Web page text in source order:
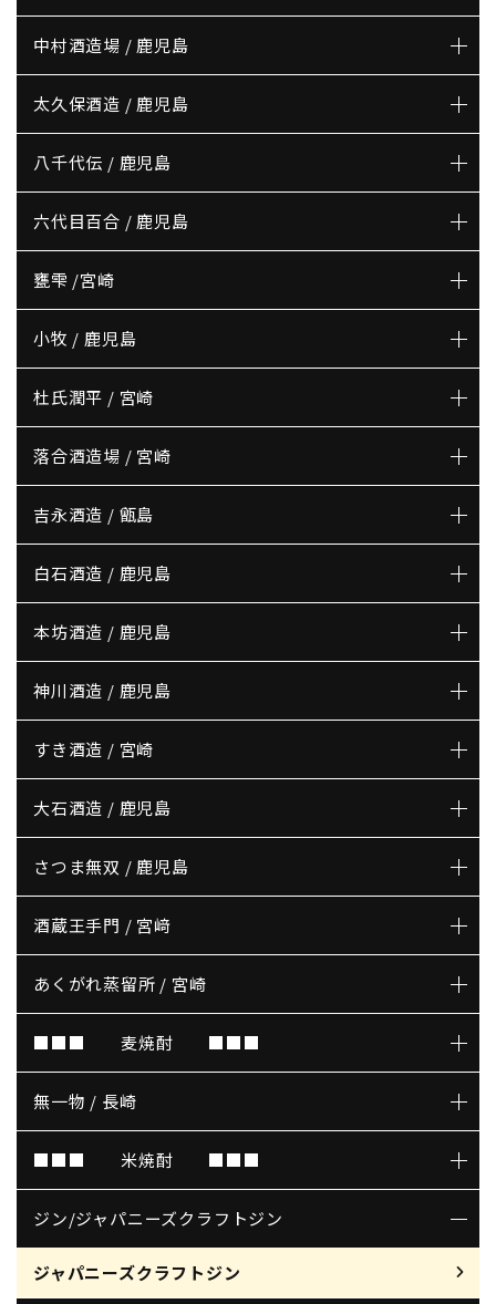
中村酒造場 / 鹿児島
太久保酒造 / 鹿児島
八千代伝 / 鹿児島
六代目百合 / 鹿児島
甕雫 /宮崎
小牧 / 鹿児島
杜氏潤平 / 宮崎
落合酒造場 / 宮崎
吉永酒造 / 甑島
白石酒造 / 鹿児島
本坊酒造 / 鹿児島
神川酒造 / 鹿児島
すき酒造 / 宮崎
大石酒造 / 鹿児島
さつま無双 / 鹿児島
酒蔵王手門 / 宮﨑
あくがれ蒸留所 / 宮崎
■■■ 麦焼酎 ■■■
無一物 / 長崎
■■■ 米焼酎 ■■■
ジン/ジャパニーズクラフトジン
ジャパニーズクラフトジン